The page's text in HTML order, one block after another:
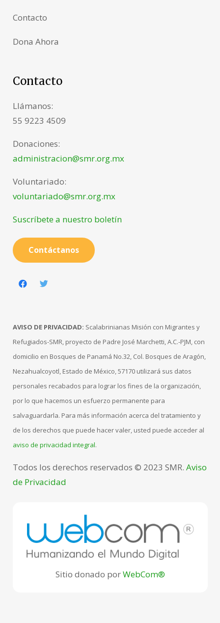
Contacto
Dona Ahora
Contacto
Llámanos:
55 9223 4509
Donaciones:
administracion@smr.org.mx
Voluntariado:
voluntariado@smr.org.mx
Suscríbete a nuestro boletín
Contáctanos
AVISO DE PRIVACIDAD: Scalabrinianas Misión con Migrantes y
Refugiados-SMR, proyecto de Padre José Marchetti, A.C.-PJM, con
domicilio en Bosques de Panamá No.32, Col. Bosques de Aragón,
Nezahualcoyotl, Estado de México, 57170 utilizará sus datos
personales recabados para lograr los fines de la organización,
por lo que hacemos un esfuerzo permanente para
salvaguardarla. Para más información acerca del tratamiento y
de los derechos que puede hacer valer, usted puede acceder al
aviso de privacidad integral.
Todos los derechos reservados © 2023 SMR. Aviso
de Privacidad
Sitio donado porWebCom®